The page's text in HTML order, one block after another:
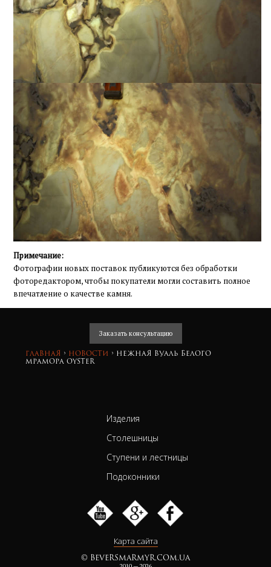
Примечание:
Фотографии новых поставок публикуются без обработки
фоторедактором, чтобы покупатели могли составить полное
впечатление о качестве камня.
Заказать консультацию
Главная › Новости ›
Нежная вуаль белого
мрамора Oyster
Изделия
Столешницы
Ступени и лестницы
Подоконники
Карта сайта
© BEVERSMARMYR.COM.UA